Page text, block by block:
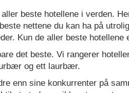
beste hotellene i verden.
nettene du kan ha på
Kun de aller beste hotellene
det beste. Vi rangerer
og ett laurbær.
enn sine konkurrenter på